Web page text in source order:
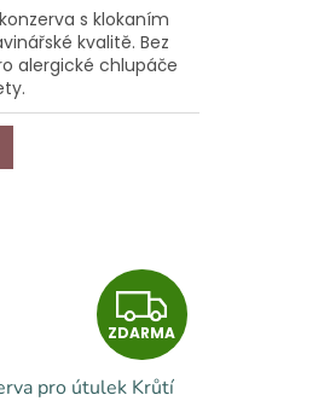
s klokaním
kvalitě. Bez
alergické chlupáče
Z
D
ZDARMA
pro útulek Krůtí